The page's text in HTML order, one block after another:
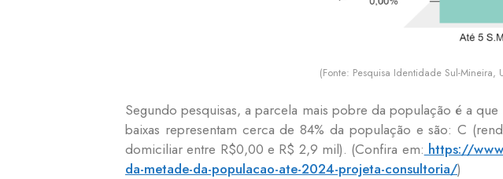
(Fonte: Pesquisa Identidade Sul-Mineira,
Segundo pesquisas, a parcela mais pobre da população é a
baixas representam cerca de 84% da população e são: C
domiciliar entre R$0,00 e R$ 2,9 mil). (Confira em: https://
da-metade-da-populacao-ate-2024-projeta-consultoria/)